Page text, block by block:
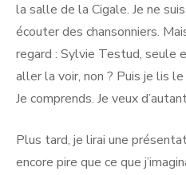
la salle de la Cigale. Je ne
écouter des chansonniers.
regard : Sylvie Testud, seule
aller la voir, non ? Puis je lis
Je comprends. Je veux
Plus tard, je lirai une
encore pire que ce que